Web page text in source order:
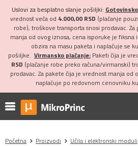
Uslovi za besplatno slanje pošiljki:
vrednost veća od 4.000,00 RSD (plaćanje
robe), troškove transporta snosi prodavac.
manja od ovog iznosa, cena isporuke je fiksna
obzira na masu paketa i naplaćuje se
pošiljke. Virmansko plaćanje:Paketi čija je
RSD (plaćanje robe preko računa/virmanski)
prodavac. Za pakete čija je vrednost manja od
naplaćuje po redovnom cenovniku
Početna Proizvodi Učila i elektronski moduli